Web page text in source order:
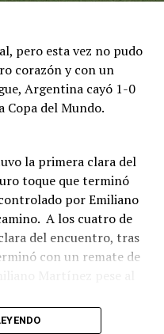
pero esta vez no pudo
corazón y con un
Argentina cayó 1-0
Copa del Mundo.
la primera clara del
toque que terminó
por Emiliano
A los cuatro de
del encuentro, tras
con un remate de